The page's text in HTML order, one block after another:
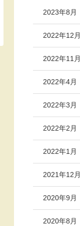
2023年8月
2022年12月
2022年11月
2022年4月
2022年3月
2022年2月
2022年1月
2021年12月
2020年9月
2020年8月